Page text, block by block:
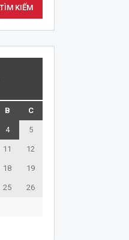
B C
4 5
11 12
18 19
25 26